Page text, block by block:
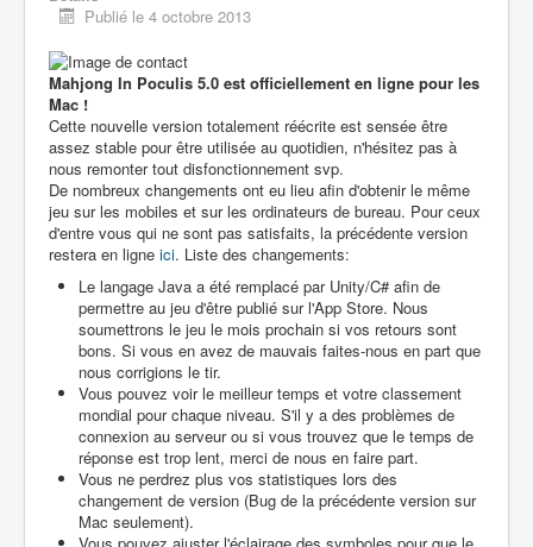
Publié le 4 octobre 2013
Mahjong In Poculis 5.0 est officiellement en ligne pour les
Mac !
Cette nouvelle version totalement réécrite est sensée être
assez stable pour être utilisée au quotidien, n'hésitez pas à
nous remonter tout disfonctionnement svp.
De nombreux changements ont eu lieu afin d'obtenir le même
jeu sur les mobiles et sur les ordinateurs de bureau. Pour ceux
d'entre vous qui ne sont pas satisfaits, la précédente version
restera en ligne ici. Liste des changements:
Le langage Java a été remplacé par Unity/C# afin de
permettre au jeu d'être publié sur l'App Store. Nous
soumettrons le jeu le mois prochain si vos retours sont
bons. Si vous en avez de mauvais faites-nous en part que
nous corrigions le tir.
Vous pouvez voir le meilleur temps et votre classement
mondial pour chaque niveau. S'il y a des problèmes de
connexion au serveur ou si vous trouvez que le temps de
réponse est trop lent, merci de nous en faire part.
Vous ne perdrez plus vos statistiques lors des
changement de version (Bug de la précédente version sur
Mac seulement).
Vous pouvez ajuster l'éclairage des symboles pour que le